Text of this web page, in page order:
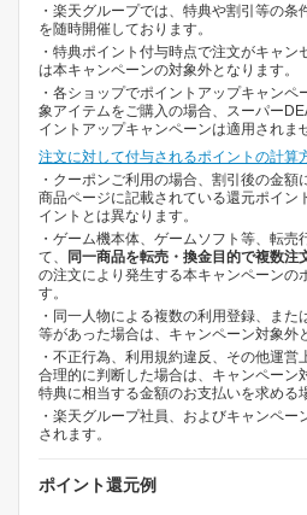
・楽天グループでは、特典や割引等の
を随時開催しております。
・特典ポイント付与時点で注文がキャ
は本キャンペーンの対象外となります。
・各ショップでポイントアップキャン
象アイテムをご購入の場合、スーパー
イントアップキャンペーンは適用されま
注文に対して付与されるポイントの計算
・クーポンご利用の場合、割引後の金
商品ページに記載されている還元ポイン
イントとは異なります。
・ゲーム機本体、ゲームソフト等、転
て、
同一商品を転売・換金目的で複数注
の注文により発生する本キャンペーンの
す。
・同一人物による複数の利用登録、ま
等があった場合は、キャンペーン対象外
・不正行為、利用規約違反、その他運
合理的に判断した場合は、キャンペーン
特典に相当する金額のお支払いを求める
・楽天グループ社員、およびキャンペー
されます。
ポイント還元例